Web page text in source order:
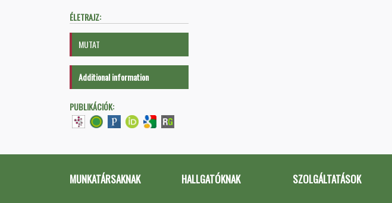
ÉLETRAJZ:
MUTAT
Additional information
PUBLIKÁCIÓK:
MUNKATÁRSAKNAK HALLGATÓKNAK SZOLGÁLTATÁSOK